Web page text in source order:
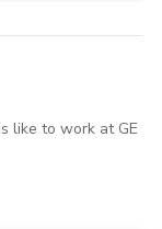
like to work at GE